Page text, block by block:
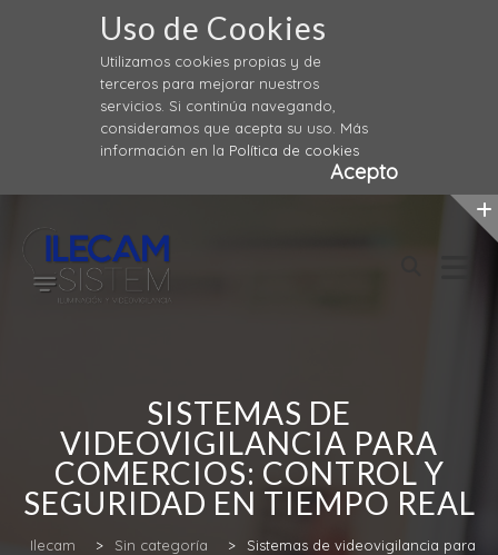
Uso de Cookies
Utilizamos cookies propias y de
terceros para mejorar nuestros
servicios. Si continúa navegando,
consideramos que acepta su uso. Más
información en la Política de cookies
Acepto
SISTEMAS DE
VIDEOVIGILANCIA PARA
COMERCIOS: CONTROL Y
SEGURIDAD EN TIEMPO REAL
Ilecam > Sin categoría >
Sistemas de videovigilancia para